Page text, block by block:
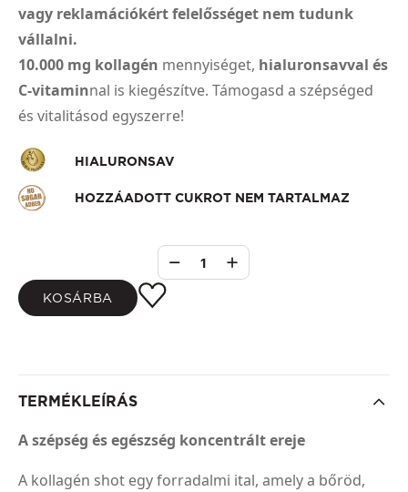
vagy reklamációkért felelősséget nem tudunk
vállalni.
10.000 mg kollagén mennyiséget, hialuronsavval és
C-vitaminnal is kiegészítve. Támogasd a szépséged
és vitalitásod egyszerre!
HIALURONSAV
HOZZÁADOTT CUKROT NEM TARTALMAZ
1
KOSÁRBA
TERMÉKLEÍRÁS
A szépség és egészség koncentrált ereje
A kollagén shot egy forradalmi ital, amely a bőröd,